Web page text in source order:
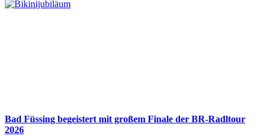
Bad Füssing begeistert mit großem Finale der BR-Radltour
2026